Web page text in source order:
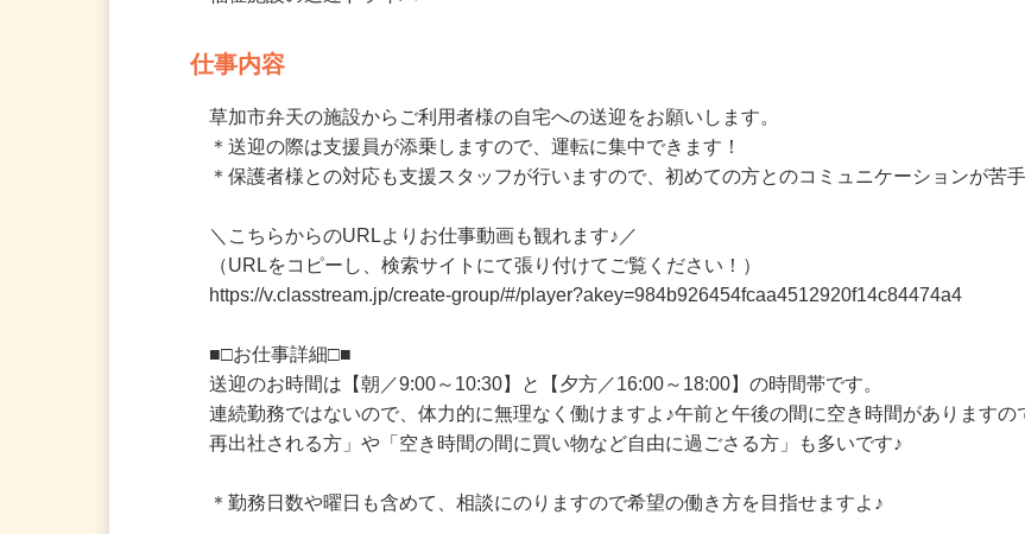
草加市弁天の施設からご利用者様の自宅への送迎をお願いします。
＊送迎の際は支援員が添乗しますので、運転に集中できます！
＼こちらからのURLよりお仕事動画も観れます♪／
（URLをコピーし、検索サイトにて張り付けてご覧ください！）
■□お仕事詳細□■
送迎のお時間は【朝／9:00～10:30】と【夕方／16:00～18:00】の時間帯です。
連続勤務ではないので、体力的に無理なく働けますよ♪午前と午後の間に空き時間があります